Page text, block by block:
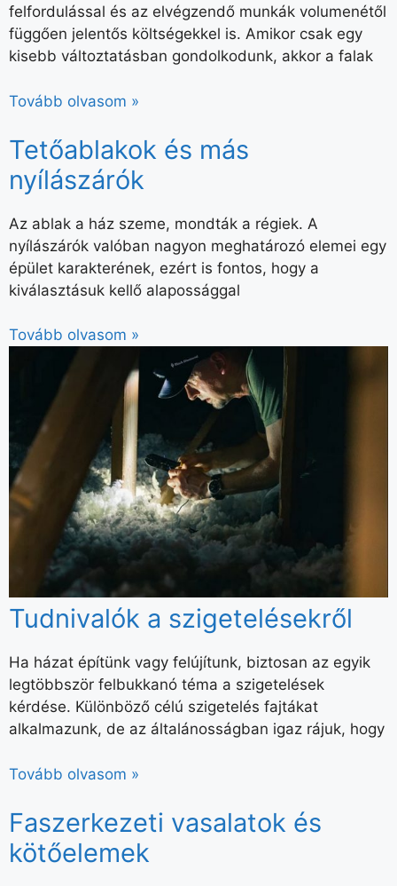
felfordulással és az elvégzendő munkák volumenétől
függően jelentős költségekkel is. Amikor csak egy
kisebb változtatásban gondolkodunk, akkor a falak
Tovább olvasom »
Tetőablakok és más
nyílászárók
Az ablak a ház szeme, mondták a régiek. A
nyílászárók valóban nagyon meghatározó elemei egy
épület karakterének, ezért is fontos, hogy a
kiválasztásuk kellő alapossággal
Tovább olvasom »
Tudnivalók a szigetelésekről
Ha házat építünk vagy felújítunk, biztosan az egyik
legtöbbször felbukkanó téma a szigetelések
kérdése. Különböző célú szigetelés fajtákat
alkalmazunk, de az általánosságban igaz rájuk, hogy
Tovább olvasom »
Faszerkezeti vasalatok és
kötőelemek